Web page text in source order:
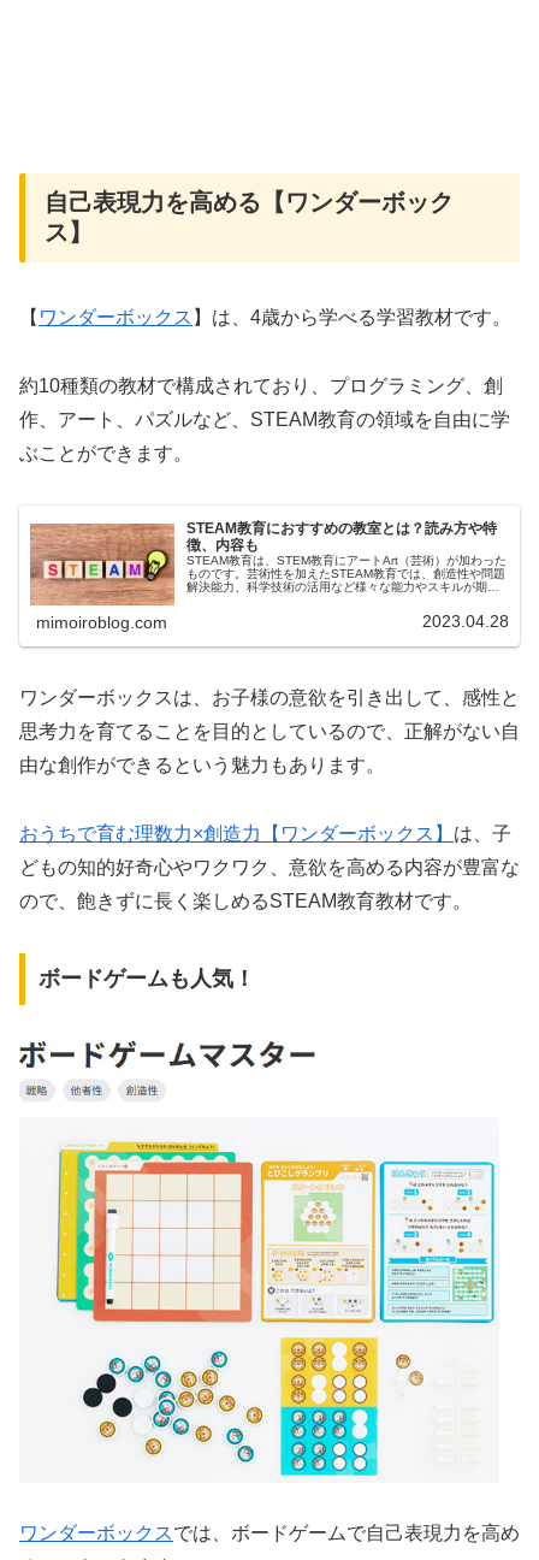
自己表現力を高める【ワンダーボック
ス】
【 ワンダーボックス 】は、4歳から学べる学習教材です。
約10種類の教材で構成されており、プログラミング、創
作、アート、パズルなど、STEAM教育の領域を自由に学
ぶことができます。
STEAM教育におすすめの教室とは？読み方や特
徴、内容も
STEAM教育は、STEM教育にアートArt（芸術）が加わった
ものです。芸術性を加えたSTEAM教育では、創造性や問題
解決能力、科学技術の活用など様々な能力やスキルが期待
mimoiroblog.com 2023.04.28
ワンダーボックスは、お子様の意欲を引き出して、感性と
思考力を育てることを目的としているので、正解がない自
由な創作ができるという魅力もあります。
おうちで育む理数力×創造力【ワンダーボックス】 は、子
どもの知的好奇心やワクワク、意欲を高める内容が豊富な
ので、飽きずに長く楽しめるSTEAM教育教材です。
ボードゲームも人気！
ワンダーボックスでは、ボードゲームで自己表現力を高め